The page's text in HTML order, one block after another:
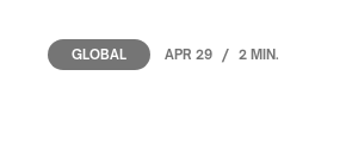
GLOBAL APR 29 / 2 MIN.